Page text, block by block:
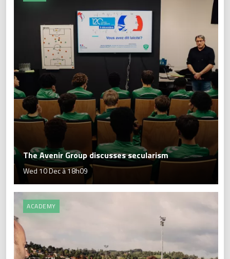
The Avenir Group discusses secularism
Wed 10 Dec à 18h09
ACADEMY